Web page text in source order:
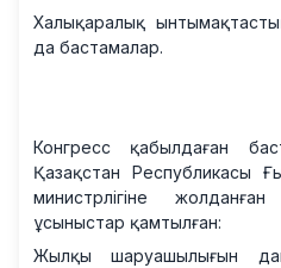
Халықаралық
да бастамалар.
Конгресс қабылдаған
Қазақстан Республикасы
министрлігіне
ұсыныстар қамтылған:
Жылқы шаруашылығын